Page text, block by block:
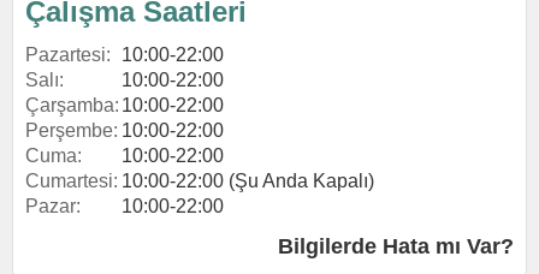
Çalışma Saatleri
Pazartesi:
10:00-22:00
Salı:
10:00-22:00
Çarşamba: 10:00-22:00
Perşembe: 10:00-22:00
Cuma:
10:00-22:00
Cumartesi: 10:00-22:00 (Şu Anda Kapalı)
Pazar:
10:00-22:00
Bilgilerde Hata mı Var?